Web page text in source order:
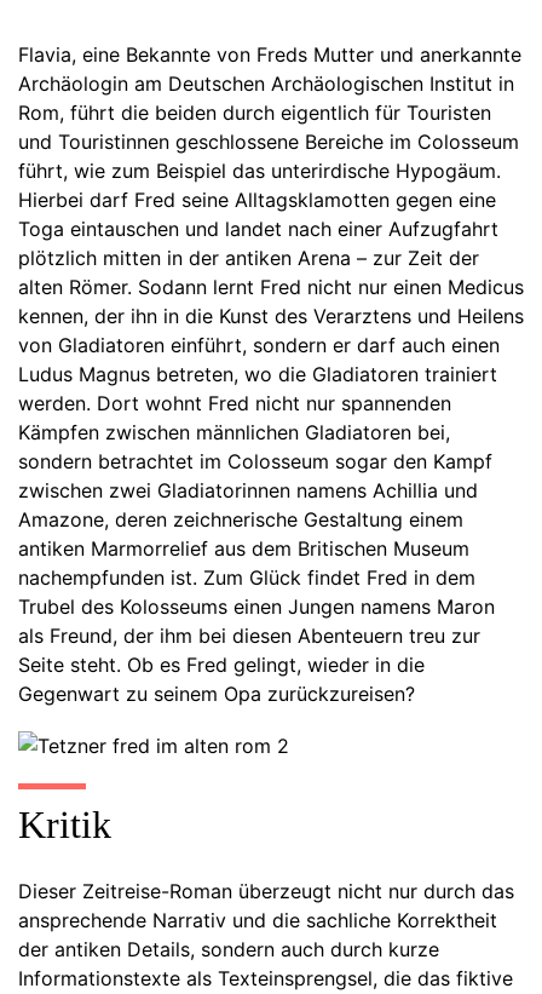
Flavia, eine Bekannte von Freds Mutter und anerkannte
Archäologin am Deutschen Archäologischen Institut in
Rom, führt die beiden durch eigentlich für Touristen
und Touristinnen geschlossene Bereiche im Colosseum
führt, wie zum Beispiel das unterirdische Hypogäum.
Hierbei darf Fred seine Alltagsklamotten gegen eine
Toga eintauschen und landet nach einer Aufzugfahrt
plötzlich mitten in der antiken Arena – zur Zeit der
alten Römer. Sodann lernt Fred nicht nur einen Medicus
kennen, der ihn in die Kunst des Verarztens und Heilens
von Gladiatoren einführt, sondern er darf auch einen
Ludus Magnus betreten, wo die Gladiatoren trainiert
werden. Dort wohnt Fred nicht nur spannenden
Kämpfen zwischen männlichen Gladiatoren bei,
sondern betrachtet im Colosseum sogar den Kampf
zwischen zwei Gladiatorinnen namens Achillia und
Amazone, deren zeichnerische Gestaltung einem
antiken Marmorrelief aus dem Britischen Museum
nachempfunden ist. Zum Glück findet Fred in dem
Trubel des Kolosseums einen Jungen namens Maron
als Freund, der ihm bei diesen Abenteuern treu zur
Seite steht. Ob es Fred gelingt, wieder in die
Gegenwart zu seinem Opa zurückzureisen?
Kritik
Dieser Zeitreise-Roman überzeugt nicht nur durch das
ansprechende Narrativ und die sachliche Korrektheit
der antiken Details, sondern auch durch kurze
Informationstexte als Texteinsprengsel, die das fiktive